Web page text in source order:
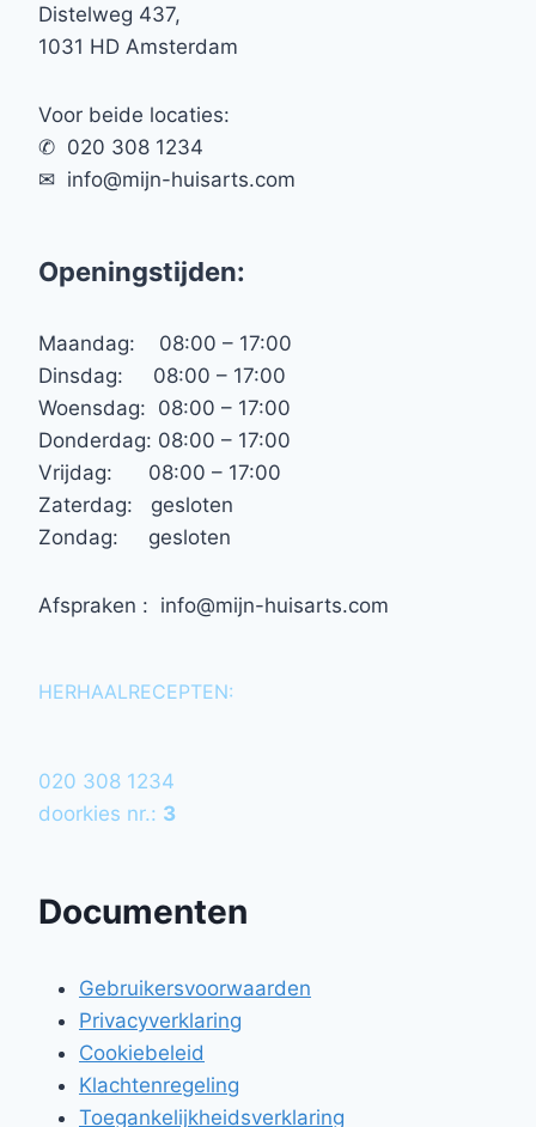
Distelweg 437,
1031 HD Amsterdam
Voor beide locaties:
✆ 020 308 1234
✉︎ info@mijn-huisarts.com
Openingstijden:
Maandag: 08:00 – 17:00
Dinsdag: 08:00 – 17:00
Woensdag: 08:00 – 17:00
Donderdag: 08:00 – 17:00
Vrijdag: 08:00 – 17:00
Zaterdag: gesloten
Zondag: gesloten
Afspraken : info@mijn-huisarts.com
HERHAALRECEPTEN:
020 308 1234
doorkies nr.: 3
Documenten
Gebruikersvoorwaarden
Privacyverklaring
Cookiebeleid
Klachtenregeling
Toegankelijkheidsverklaring